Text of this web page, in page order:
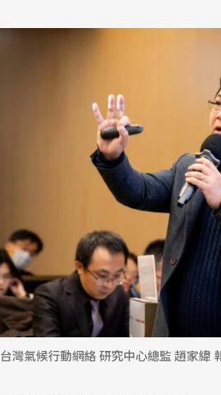
台灣氣候行動網絡 研究中心總監 趙家緯